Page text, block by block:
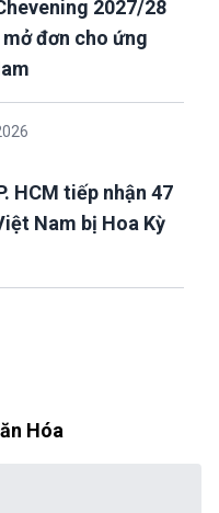
2027/28
đơn cho ứng
HCM tiếp nhận 47
Nam bị Hoa Kỳ
Hóa